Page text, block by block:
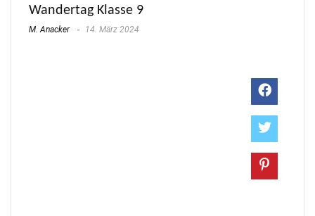
Wandertag Klasse 9
M. Anacker 14. März 2024